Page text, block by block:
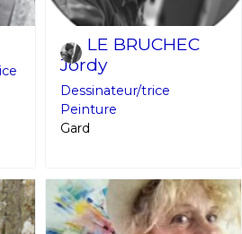
LE BRUCHEC
Jordy
Dessinateur/trice
Peinture
Gard